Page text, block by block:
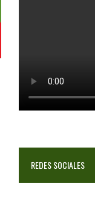
REDES SOCIALES